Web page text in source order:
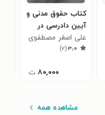
کتاب حقوق مدنی و
آیین دادرسی در
ایران باستان
علی اصغر مصطفوی
۳٫۰(۲)
۸۰,۰۰۰ ت
مشاهده همه